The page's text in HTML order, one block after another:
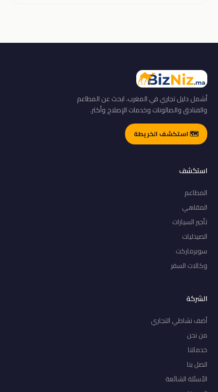
أشمل دليل تجاري في المغرب. ابحث عن المطاعم
والفنادق والصالونات وخدمات الإصلاح وأكثر.
🗺️ استكشف الخريطة
استكشف
المطاعم
المقاهي
تأجير السيارات
الصيدليات
سوبرماركت
وكالات السفر
الشركة
أضف نشاطي التجاري
من نحن
خدماتنا
اتصل بنا
الأسئلة الشائعة